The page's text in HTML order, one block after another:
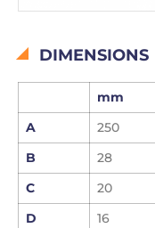
DIMENSIONS
mm
A
250
B
28
C
20
D
16